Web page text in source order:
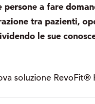
a fare
tra pazienti,
le sue
soluzione